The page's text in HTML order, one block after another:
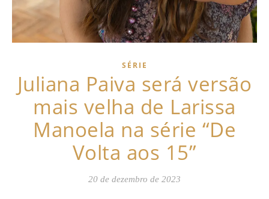
SÉRIE
Juliana Paiva será versão
mais velha de Larissa
Manoela na série “De
Volta aos 15”
20 de dezembro de 2023